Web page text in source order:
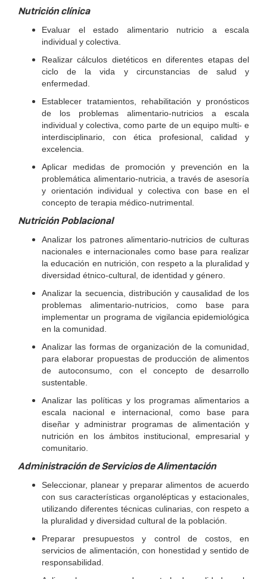
Nutrición clínica
Evaluar el estado alimentario nutricio a escala
individual y colectiva.
Realizar cálculos dietéticos en diferentes etapas del
ciclo de la vida y cir­cunstancias de salud y
enfermedad.
Establecer tratamientos, rehabilitación y pronósticos
de los problemas ali­mentario-nutricios a escala
individual y colectiva, como parte de un equi­po multi- e
interdisciplinario, con ética profesional, calidad y
excelencia.
Aplicar medidas de promoción y prevención en la
problemática alimentario-nutricia, a través de asesoría
y orientación individual y colectiva con base en el
concepto de terapia médico-nutrimental.
Nutrición Poblacional
Analizar los patrones alimentario-nutricios de culturas
nacionales e in­ternacionales como base para realizar
la educación en nutrición, con respeto a la pluralidad y
diversidad étnico-cultural, de identidad y género.
Analizar la secuencia, distribución y causalidad de los
problemas alimen­tario-nutricios, como base para
implementar un programa de vigilancia epidemiológica
en la comunidad.
Analizar las formas de organización de la comunidad,
para elaborar pro­puestas de producción de alimentos
de autoconsumo, con el concepto de desarrollo
sustentable.
Analizar las políticas y los programas alimentarios a
escala nacional e in­ternacional, como base para
diseñar y administrar programas de alimen­tación y
nutrición en los ámbitos institucional, empresarial y
comunitario.
Administración de Servicios de Alimentación
Seleccionar, planear y preparar alimentos de acuerdo
con sus caracte­rísticas organolépticas y estacionales,
utilizando diferentes técnicas culi­narias, con respeto a
la pluralidad y diversidad cultural de la población.
Preparar presupuestos y control de costos, en
servicios de alimentación, con honestidad y sentido de
responsabilidad.